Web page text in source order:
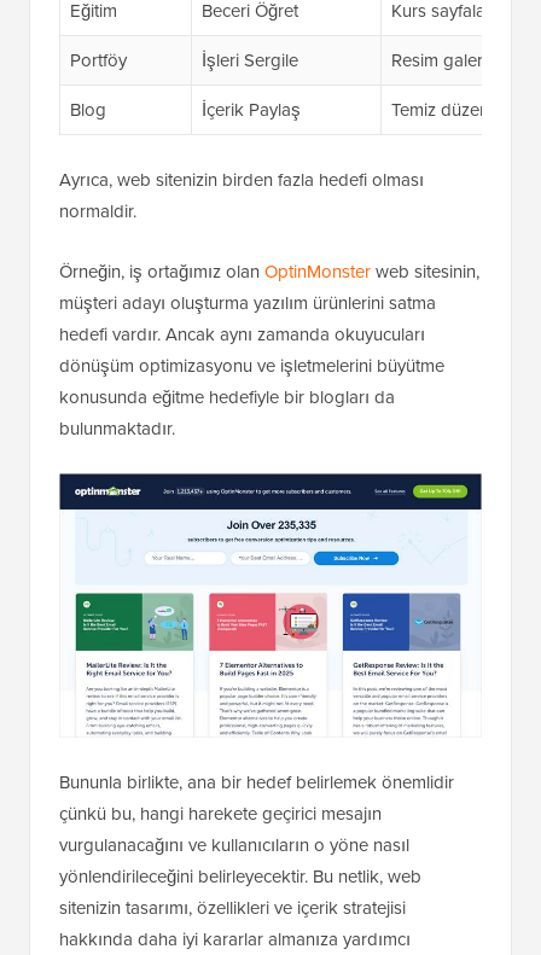
Eğitim
Beceri Öğret
Kurs sayfaları,
Portföy
İşleri Sergile
Resim galerileri,
Blog
İçerik Paylaş Temiz düzen,
Ayrıca, web sitenizin birden fazla hedefi olması
normaldir.
Örneğin, iş ortağımız olan OptinMonsterweb sitesinin,
müşteri adayı oluşturma yazılım ürünlerini satma
hedefi vardır. Ancak aynı zamanda okuyucuları
dönüşüm optimizasyonu ve işletmelerini büyütme
konusunda eğitme hedefiyle bir blogları da
bulunmaktadır.
Bununla birlikte, ana bir hedef belirlemek önemlidir
çünkü bu, hangi harekete geçirici mesajın
vurgulanacağını ve kullanıcıların o yöne nasıl
yönlendirileceğini belirleyecektir. Bu netlik, web
sitenizin tasarımı, özellikleri ve içerik stratejisi
hakkında daha iyi kararlar almanıza yardımcı